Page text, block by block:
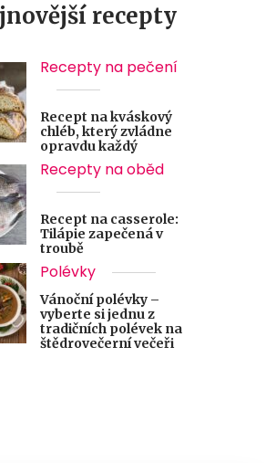
recepty
Recepty na pečení
Recept na kváskový
chléb, který zvládne
opravdu každý
Recepty na oběd
Recept na casserole:
Tilápie zapečená v
troubě
Polévky
Vánoční polévky –
vyberte si jednu z
tradičních polévek na
štědrovečerní večeři